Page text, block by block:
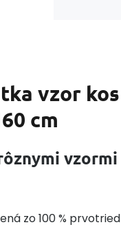
vzor
cm
vzormi
zo 100 %